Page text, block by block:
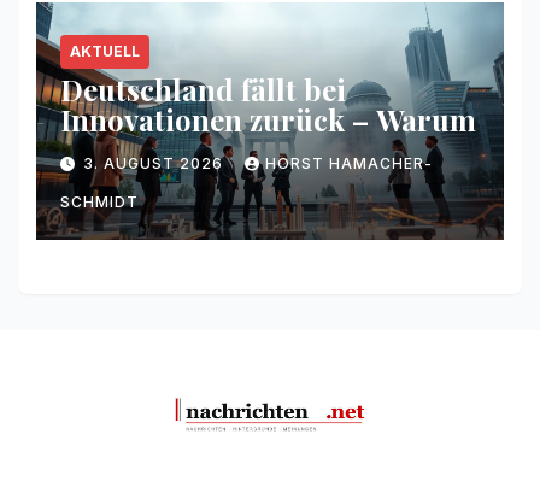
AKTUELL
Deutschland fällt bei
Innovationen zurück – Warum
3. AUGUST 2026 HORST HAMACHER-
SCHMIDT